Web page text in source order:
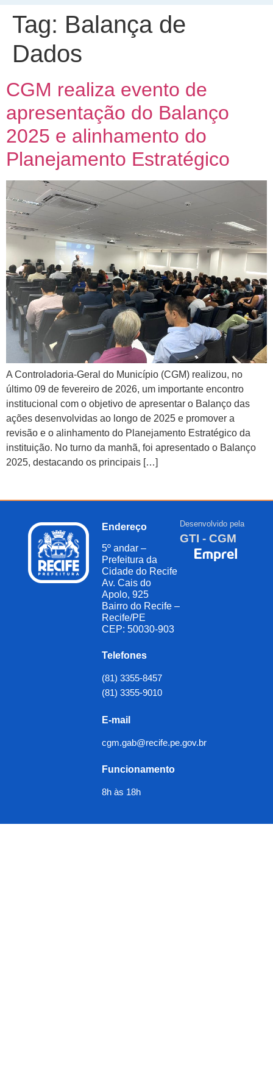
Tag: Balança de
Dados
CGM realiza evento de
apresentação do Balanço
2025 e alinhamento do
Planejamento Estratégico
A Controladoria-Geral do Município (CGM) realizou, no
último 09 de fevereiro de 2026, um importante encontro
institucional com o objetivo de apresentar o Balanço das
ações desenvolvidas ao longo de 2025 e promover a
revisão e o alinhamento do Planejamento Estratégico da
instituição. No turno da manhã, foi apresentado o Balanço
2025, destacando os principais […]
Endereço
5º andar –
Prefeitura da
Cidade do Recife
Av. Cais do
Apolo, 925
Bairro do Recife –
Recife/PE
CEP: 50030-903
Telefones
(81) 3355-8457
(81) 3355-9010
E-mail
cgm.gab@recife.pe.gov.br
Funcionamento
8h às 18h
Desenvolvido pela
GTI - CGM